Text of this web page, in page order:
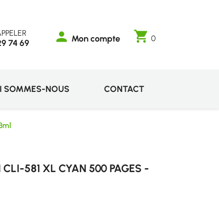
74 69 person Mon compte shopping_cart 0
SOMMES-NOUS CONTACT
581 XL CYAN 500 PAGES -